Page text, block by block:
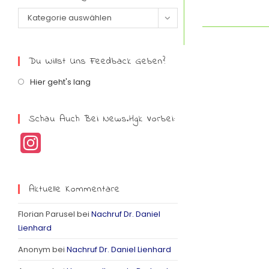
Kategorie auswählen
Du Willst Uns Feedback Geben?
Hier geht's lang
Schau Auch Bei News.hgk Vorbei:
a
g
Aktuelle Kommentare
Florian Parusel bei Nachruf Dr. Daniel
Lienhard
Anonym bei Nachruf Dr. Daniel Lienhard